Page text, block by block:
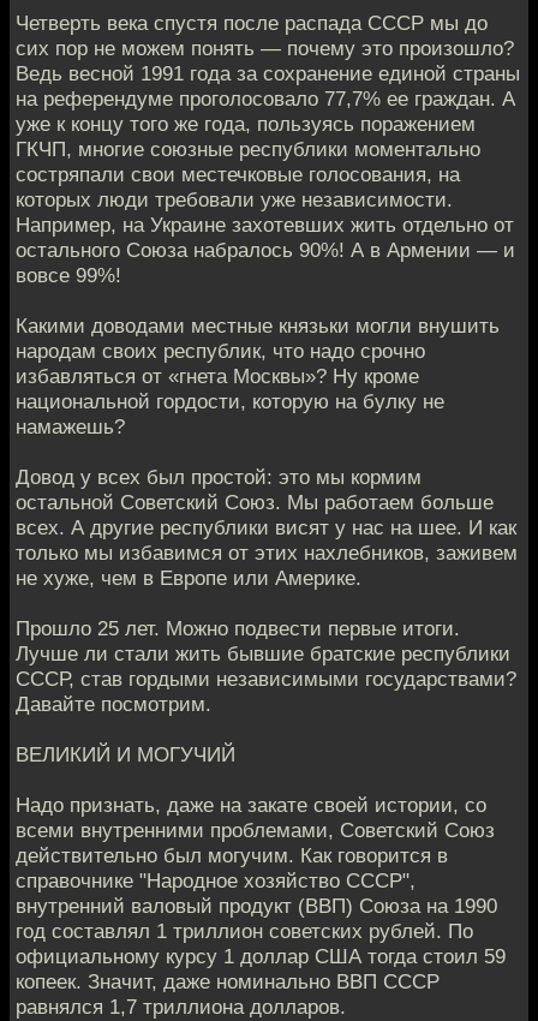
Четверть века спустя после распада СССР мы до
сих пор не можем понять — почему это произошло?
Ведь весной 1991 года за сохранение единой страны
на референдуме проголосовало 77,7% ее граждан. А
уже к концу того же года, пользуясь поражением
ГКЧП, многие союзные республики моментально
состряпали свои местечковые голосования, на
которых люди требовали уже независимости.
Например, на Украине захотевших жить отдельно от
остального Союза набралось 90%! А в Армении — и
вовсе 99%!
Какими доводами местные князьки могли внушить
народам своих республик, что надо срочно
избавляться от «гнета Москвы»? Ну кроме
национальной гордости, которую на булку не
намажешь?
Довод у всех был простой: это мы кормим
остальной Советский Союз. Мы работаем больше
всех. А другие республики висят у нас на шее. И как
только мы избавимся от этих нахлебников, заживем
не хуже, чем в Европе или Америке.
Прошло 25 лет. Можно подвести первые итоги.
Лучше ли стали жить бывшие братские республики
СССР, став гордыми независимыми государствами?
Давайте посмотрим.
ВЕЛИКИЙ И МОГУЧИЙ
Надо признать, даже на закате своей истории, со
всеми внутренними проблемами, Советский Союз
действительно был могучим. Как говорится в
справочнике "Народное хозяйство СССР",
внутренний валовый продукт (ВВП) Союза на 1990
год составлял 1 триллион советских рублей. По
официальному курсу 1 доллар США тогда стоил 59
копеек. Значит, даже номинально ВВП СССР
равнялся 1,7 триллиона долларов.